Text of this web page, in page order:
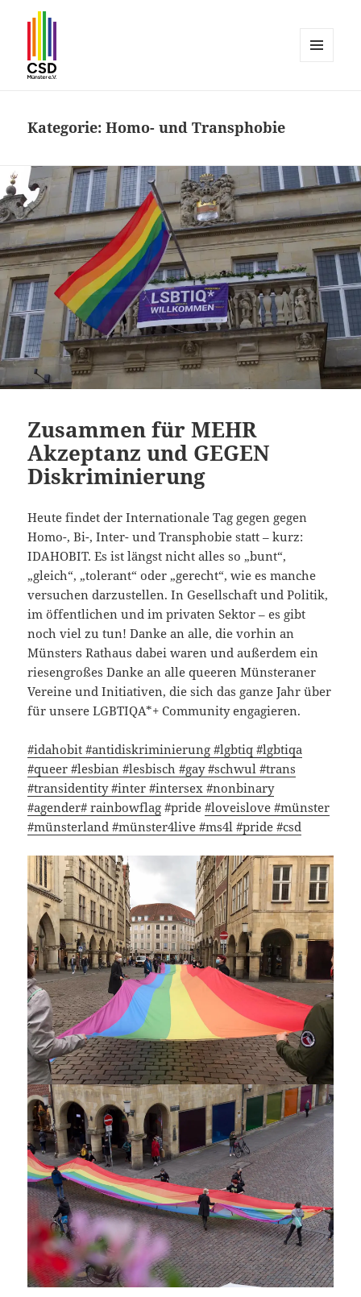
Kategorie:Homo- und Transphobie
Zusammen für MEHR
Akzeptanz und GEGEN
Diskriminierung
Heute findet der Internationale Tag gegen gegen
Homo-, Bi-, Inter- und Transphobie statt – kurz:
IDAHOBIT. Es ist längst nicht alles so „bunt“,
„gleich“, „tolerant“ oder „gerecht“, wie es manche
versuchen darzustellen. In Gesellschaft und Politik,
im öffentlichen und im privaten Sektor – es gibt
noch viel zu tun! Danke an alle, die vorhin an
Münsters Rathaus dabei waren und außerdem ein
riesengroßes Danke an alle queeren Münsteraner
Vereine und Initiativen, die sich das ganze Jahr über
für unsere LGBTIQA*+ Community engagieren.
#idahobit#antidiskriminierung #lgbtiq #lgbtiqa
#queer #lesbian #lesbisch #gay#schwul #trans
#transidentity#inter #intersex #nonbinary
#agender# rainbowflag #pride#loveislove #münster
#münsterland #münster4live #ms4l #pride #csd